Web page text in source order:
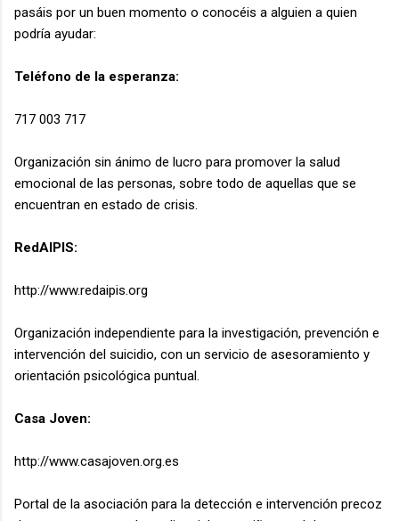
pasáis por un buen momento o conocéis a alguien a quien
podría ayudar:
Teléfono de la esperanza:
717 003 717
Organización sin ánimo de lucro para promover la salud
emocional de las personas, sobre todo de aquellas que se
encuentran en estado de crisis.
RedAIPIS:
http://www.redaipis.org
Organización independiente para la investigación, prevención e
intervención del suicidio, con un servicio de asesoramiento y
orientación psicológica puntual.
Casa Joven:
http://www.casajoven.org.es
Portal de la asociación para la detección e intervención precoz